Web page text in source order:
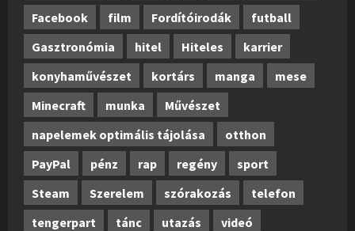
Facebook
film Fordítóirodák
futball
Gasztronómia
hitel Hiteles
karrier
konyhaművészet
kortárs manga
mese
Minecraft
munka
Művészet
napelemek optimális tájolása
otthon
PayPal
pénz rap regény
sport
Steam
Szerelem szórakozás
telefon
tengerpart
tánc utazás
videó